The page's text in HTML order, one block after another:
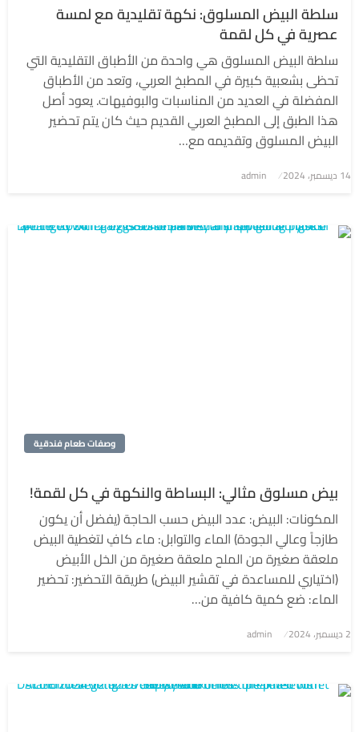
سلطة البيض المسلوق: نكهة تقليدية مع لمسة
عصرية في كل لقمة
سلطة البيض المسلوق هي واحدة من الأطباق التقليدية التي
تحظى بشعبية كبيرة في المطبخ العربي، وتعد من الأطباق
المفضلة في العديد من المناسبات والبوفيهات. يعود أصل
هذا الطبق إلى المطبخ العربي القديم حيث كان يتم تحضير
البيض المسلوق وتقديمه مع…
نُشر
14 ديسمبر، 2024 admin
وصفات طعام فندقية
بيض مسلوق مثالي: البساطة والنكهة في كل لقمة!
المكونات: البيض: عدد البيض حسب الحاجة (يفضل أن يكون
طازجاً وعالي الجودة) الماء والتوابل: ماء كافٍ لتغطية البيض
ملعقة صغيرة من الملح ملعقة صغيرة من الخل الأبيض
(اختياري للمساعدة في تقشير البيض) طريقة التحضير: تحضير
الماء: ضع كمية كافية من…
نُشر
2 ديسمبر، 2024 admin